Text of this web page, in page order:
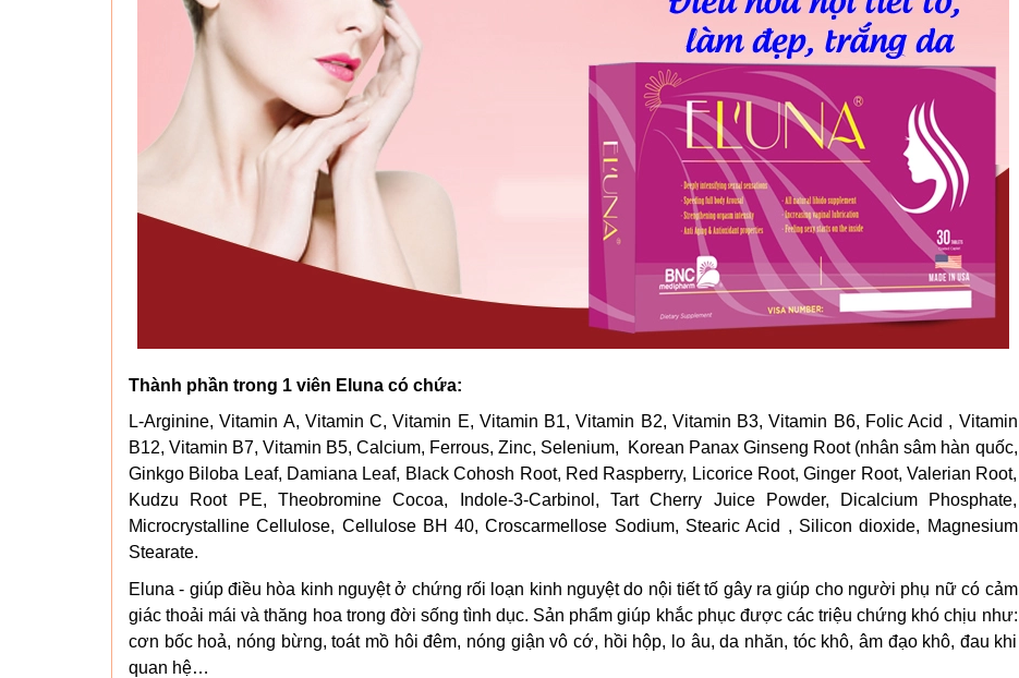
Thành phần trong 1 viên Eluna có chứa:
L-Arginine, Vitamin A, Vitamin C, Vitamin E, Vitamin B1, Vitamin B2, Vitamin B3, Vitamin B6, Folic Acid , Vitamin
B12, Vitamin B7, Vitamin B5, Calcium, Ferrous, Zinc, Selenium, Korean Panax Ginseng Root (nhân sâm hàn quốc,
Ginkgo Biloba Leaf, Damiana Leaf, Black Cohosh Root, Red Raspberry, Licorice Root, Ginger Root, Valerian Root,
Kudzu Root PE, Theobromine Cocoa, Indole-3-Carbinol, Tart Cherry Juice Powder, Dicalcium Phosphate,
Microcrystalline Cellulose, Cellulose BH 40, Croscarmellose Sodium, Stearic Acid , Silicon dioxide, Magnesium
Stearate.
Eluna - giúp điều hòa kinh nguyệt ở chứng rối loạn kinh nguyệt do nội tiết tố gây ra giúp cho người phụ nữ có cảm
giác thoải mái và thăng hoa trong đời sống tình dục. Sản phẩm giúp khắc phục được các triệu chứng khó chịu như:
cơn bốc hoả, nóng bừng, toát mồ hôi đêm, nóng giận vô cớ, hồi hộp, lo âu, da nhăn, tóc khô, âm đạo khô, đau khi
quan hệ…